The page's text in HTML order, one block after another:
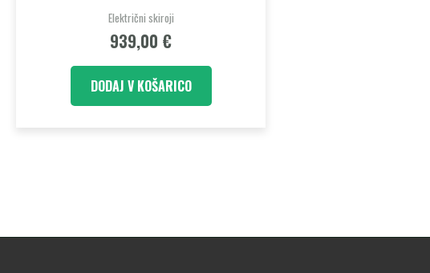
Električni skiroji
939,00 €
DODAJ V KOŠARICO